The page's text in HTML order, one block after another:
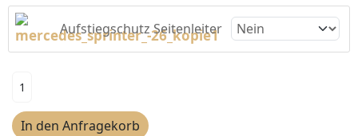
Aufstiegschutz Seitenleiter
In den Anfragekorb